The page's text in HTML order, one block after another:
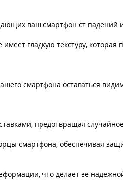
ваш смартфон от падений
гладкую текстуру,
смартфона оставаться
предотвращая
смартфона, обеспечивая
что делает ее